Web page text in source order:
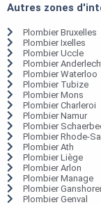
Autres zones
Plombier Bruxelles
Plombier Ixelles
Plombier Uccle
Plombier
Plombier Waterloo
Plombier Tubize
Plombier Mons
Plombier Charleroi
Plombier Namur
Plombier
Plombier Rhode-
Plombier Ath
Plombier Liège
Plombier Arlon
Plombier Manage
Plombier
Plombier Genval